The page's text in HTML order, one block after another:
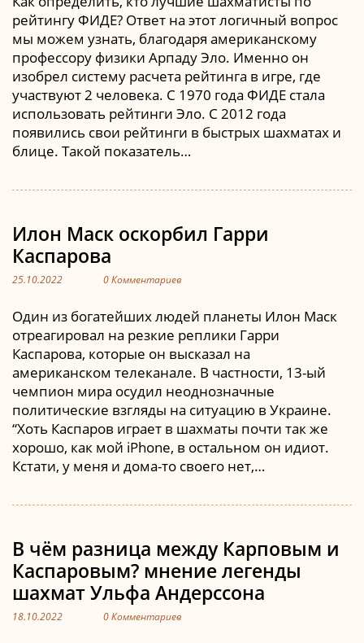
рейтингу ФИДЕ? Ответ на этот логичный вопрос
мы можем узнать, благодаря американскому
профессору физики Арпаду Эло. Именно он
изобрел систему расчета рейтинга в игре, где
участвуют 2 человека. С 1970 года ФИДЕ стала
использовать рейтинги Эло. С 2012 года
появились свои рейтинги в быстрых шахматах и
блице. Такой показатель…
Илон Маск оскорбил Гарри
Каспарова
25.10.2022 0 Комментариев
Один из богатейших людей планеты Илон Маск
отреагировал на резкие реплики Гарри
Каспарова, которые он высказал на
американском телеканале. В частности, 13-ый
чемпион мира осудил неоднозначные
политические взгляды на ситуацию в Украине.
“Хоть Каспаров играет в шахматы почти так же
хорошо, как мой iPhone, в остальном он идиот.
Кстати, у меня и дома-то своего нет,…
В чём разница между Карповым и
Каспаровым? мнение легенды
шахмат Ульфа Андерссона
18.10.2022 0 Комментариев